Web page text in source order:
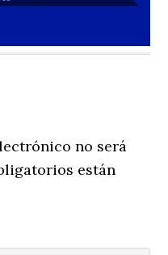
no será
están